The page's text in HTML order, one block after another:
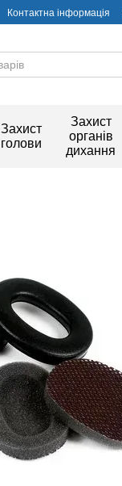
Контактна інформація
Захист
голови
Захист
органів
дихання